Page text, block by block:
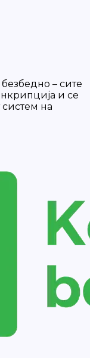
– сите
и се
на